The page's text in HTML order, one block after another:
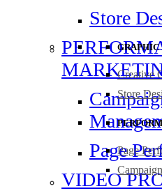
GRAPHIC
Creative
Store
Page
Store
Page
VIDEO